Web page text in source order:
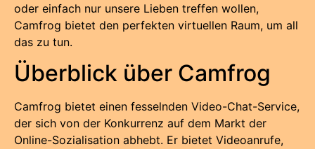
oder einfach nur unsere Lieben treffen wollen,
Camfrog bietet den perfekten virtuellen Raum, um all
das zu tun.
Überblick über Camfrog
Camfrog bietet einen fesselnden Video-Chat-Service,
der sich von der Konkurrenz auf dem Markt der
Online-Sozialisation abhebt. Er bietet Videoanrufe,